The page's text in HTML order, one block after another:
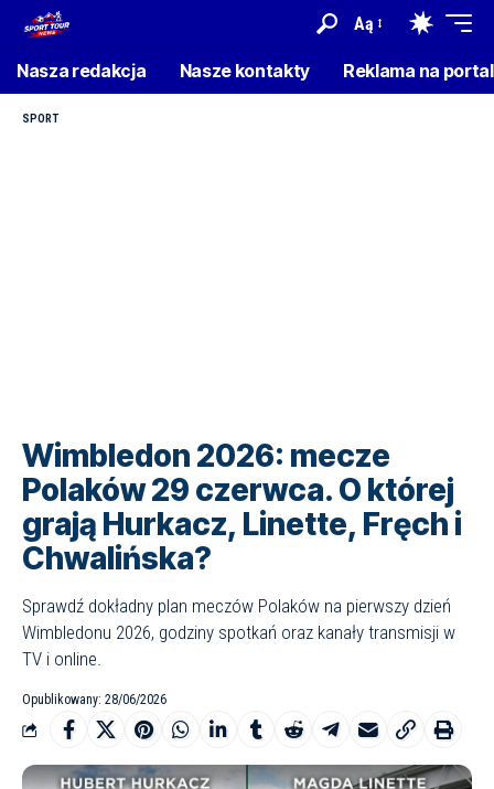
Aą
Nasza redakcja Nasze kontakty Reklama na
SPORT
Wimbledon 2026: mecze
Polaków 29 czerwca. O której
grają Hurkacz, Linette, Fręch i
Chwalińska?
Sprawdź dokładny plan meczów Polaków na pierwszy dzień
Wimbledonu 2026, godziny spotkań oraz kanały transmisji w
TV i online.
Opublikowany: 28/06/2026